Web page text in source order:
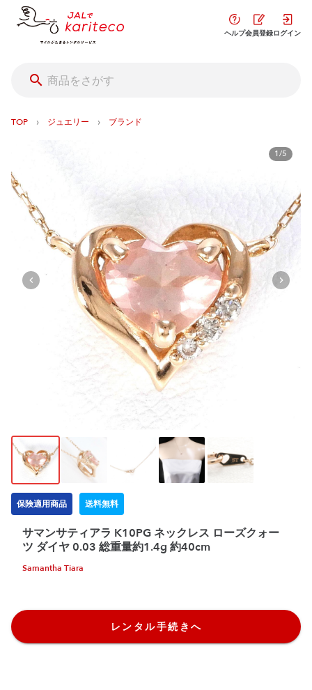
ヘルプ会員登録ログイン
TOP › ジュエリー › ブランド
1/5
保険適用商品 送料無料
サマンサティアラ K10PG ネックレス ローズクォー
ツ ダイヤ 0.03 総重量約1.4g 約40cm
Samantha Tiara
レンタル手続きへ